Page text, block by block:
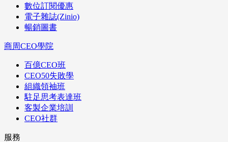
數位訂閱優惠
電子雜誌(Zinio)
暢銷圖書
商周CEO學院
百億CEO班
CEO50失敗學
組織領袖班
駐足思考表達班
客製企業培訓
CEO社群
服務